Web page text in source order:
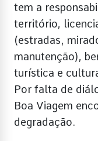
tem a
território,
(estradas,
manutenção),
turística e
Por falta de
Boa Viagem
degradação.